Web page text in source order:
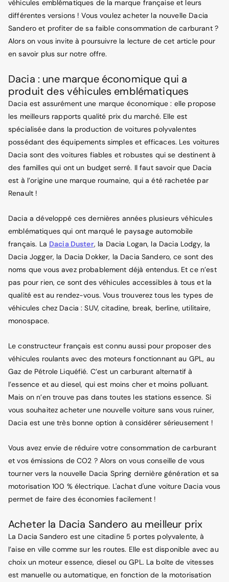
véhicules emblématiques de la marque française et leurs
différentes versions ! Vous voulez acheter la nouvelle Dacia
Sandero et profiter de sa faible consommation de carburant ?
Alors on vous invite à poursuivre la lecture de cet article pour
en savoir plus sur notre offre.
Dacia : une marque économique qui a
produit des véhicules emblématiques
Dacia est assurément une marque économique : elle propose
les meilleurs rapports qualité prix du marché. Elle est
spécialisée dans la production de voitures polyvalentes
possédant des équipements simples et efficaces. Les voitures
Dacia sont des voitures fiables et robustes qui se destinent à
des familles qui ont un budget serré. Il faut savoir que Dacia
est à l’origine une marque roumaine, qui a été rachetée par
Renault !
Dacia a développé ces dernières années plusieurs véhicules
emblématiques qui ont marqué le paysage automobile
français. La Dacia Duster, la Dacia Logan, la Dacia Lodgy, la
Dacia Jogger, la Dacia Dokker, la Dacia Sandero, ce sont des
noms que vous avez probablement déjà entendus. Et ce n’est
pas pour rien, ce sont des véhicules accessibles à tous et la
qualité est au rendez-vous. Vous trouverez tous les types de
véhicules chez Dacia : SUV, citadine, break, berline, utilitaire,
monospace.
Le constructeur français est connu aussi pour proposer des
véhicules roulants avec des moteurs fonctionnant au GPL, au
Gaz de Pétrole Liquéfié. C’est un carburant alternatif à
l’essence et au diesel, qui est moins cher et moins polluant.
Mais on n’en trouve pas dans toutes les stations essence. Si
vous souhaitez acheter une nouvelle voiture sans vous ruiner,
Dacia est une très bonne option à considérer sérieusement !
Vous avez envie de réduire votre consommation de carburant
et vos émissions de CO2 ? Alors on vous conseille de vous
tourner vers la nouvelle Dacia Spring dernière génération et sa
motorisation 100 % électrique. L'achat d'une voiture Dacia vous
permet de faire des économies facilement !
Acheter la Dacia Sandero au meilleur prix
La Dacia Sandero est une citadine 5 portes polyvalente, à
l’aise en ville comme sur les routes. Elle est disponible avec au
choix un moteur essence, diesel ou GPL. La boîte de vitesses
est manuelle ou automatique, en fonction de la motorisation